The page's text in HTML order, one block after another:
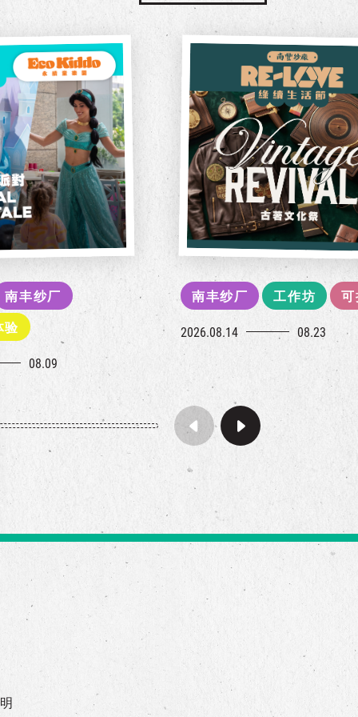
南丰纱厂
验
08.09
南丰纱厂 工作坊
2026.08.14 08.23